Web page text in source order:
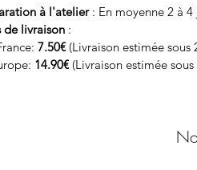
à l'atelier : En moyenne 2 à 4
de livraison :
7.50€(Livraison estimée sous
14.90€(Livraison estimée sous